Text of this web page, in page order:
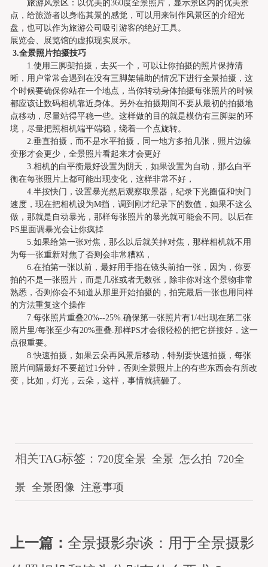
旅游风景区：以优美的360度全景照片，显示景区内的优美景
点，给旅游者以身临其景的感觉，可以用来制作风景区的介绍光
盘，也可以作为旅游公司吸引游客的绝好工具。
展览会、展览馆的虚拟现实展示。
3.全景照片拍摄技巧
1.使用三脚架拍摄，去买一个，可以让你拍摄的照片保持清
晰，用户常常会遇到在没有三脚架辅助的情况下进行全景拍摄，这
个时候要确保你站在一个地点，当你转动身体拍摄每张照片的时候
都应该让数码相机靠近身体。另外在拍摄期间不要从最初的拍摄地
点移动，尽量站得平稳一些。这样做的目的就是模仿有三脚架的环
境，尽量把照相机端平端稳，绕着一个点旋转。
2.垂直拍摄，而不是水平拍摄，同一地方多拍几张，照片边缘
变形才会更少，全景照片看起来才会更好
3.相机的白平衡最好设置为阴天，如果设置为自动，那么白平
衡在每张照片上都可能出现变化，这样非常不好，
4.半按快门，设置暴光然后观察取景器，纪录下光圈值和快门
速度，现在把相机设为M挡，调到刚才纪录下的数值，如果不这么
做，那就是自动暴光，那样每张照片的暴光就可能会不同。以后在
PS里面调暴光会让你疯掉
5.如果给第一张对焦，那么以后就关掉对焦，那样相机就不用
为每一张重新对焦了否则会非常糟糕，
6.在拍第一张以前，最好用手指在镜头前拍一张，因为，你要
拍的不是一张照片，而是几张或者无数张，除非你对这个景物非常
熟悉，否则你会不知道从那里开始拍摄的，拍完最后一张也用同样
的方法重复这个操作
7.每张照片重叠20%--25%.确保第一张照片有1/4出现在第二张
照片里/每张至少有20%重叠.那样PS才会很轻松的把它拼接好，这一
点很重要。
8.快速拍摄，如果云朵再风景后移动，特别要快速拍摄，每张
照片间隔最好不要超过1分钟，否则全景照片上的有些东西会有所改
变，比如，灯光，云朵，这样，事情就搞砸了。
相关TAG标签 ： 720度全景 全景 怎么拍 720全
景 全景图像 注意事项
上一篇： 全景摄影杂谈：用于全景摄影